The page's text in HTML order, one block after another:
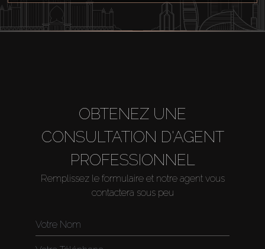
OBTENEZ UNE
CONSULTATION D'AGENT
PROFESSIONNEL
Remplissez le formulaire et notre agent vous
contactera sous peu